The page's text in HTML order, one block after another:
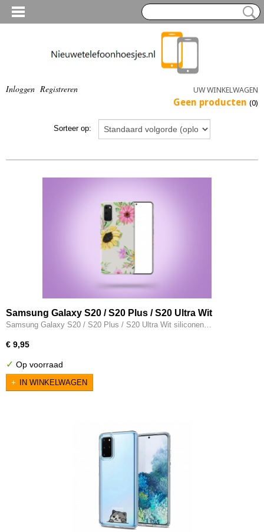
Inloggen Registreren UW WINKELWAGEN
Geen producten (0)
Sorteer op:
Samsung Galaxy S20 / S20 Plus / S20 Ultra Wit
siliconen hoesje - Bloemen
Samsung Galaxy S20 / S20 Plus / S20 Ultra Wit siliconen…
€ 9,95
✓ Op voorraad
IN WINKELWAGEN